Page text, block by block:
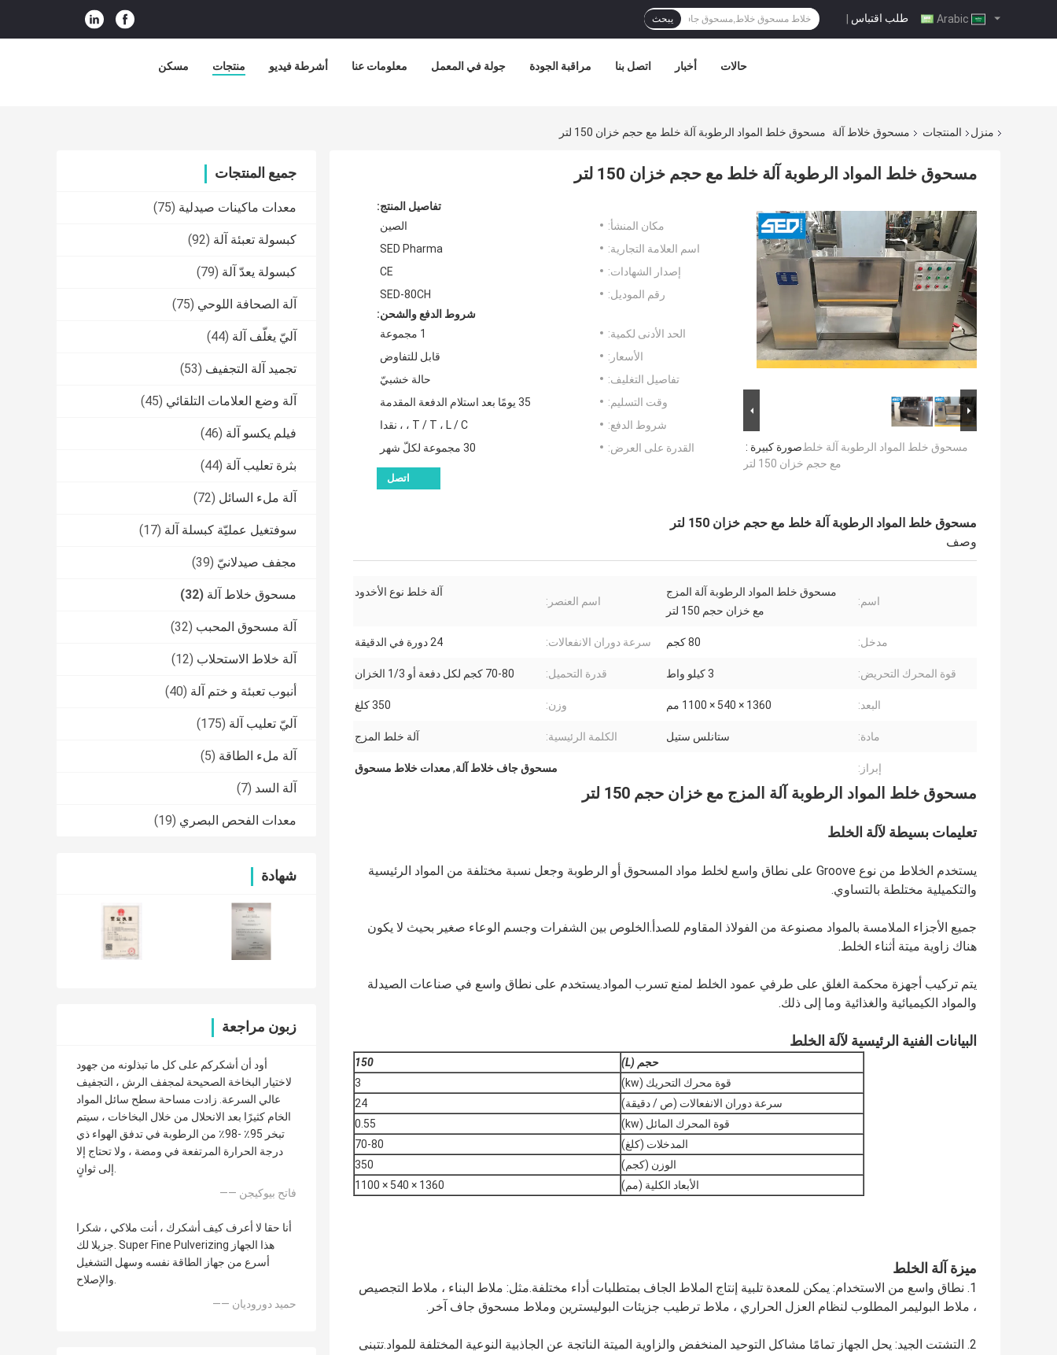
طلب اقتباس | يبحث
مسكن منتجات أشرطة فيديو معلومات عنا جولة في المعمل مراقبة الجودة اتصل بنا أخبار حالات
منزل المنتجات مسحوق خلاط آلة مسحوق خلط المواد الرطوبة آلة خلط مع حجم خزان 150 لتر
جميع المنتجات
معدات ماكينات صيدلية (75)
كبسولة تعبئة آلة (92)
كبسولة يعدّ آلة (79)
آلة الصحافة اللوحي (75)
آليّ يغلّف آلة (44)
تجميد آلة التجفيف (53)
آلة وضع العلامات التلقائي (45)
فيلم يكسو آلة (46)
بثرة تعليب آلة (44)
آلة ملء السائل (72)
سوفتغيل عمليّة كبسلة آلة (17)
مجفف صيدلانيّ (39)
مسحوق خلاط آلة (32)
آلة مسحوق المحبب (32)
آلة خلاط الاستحلاب (12)
أنبوب تعبئة و ختم آلة (40)
آليّ تعليب آلة (175)
آلة ملء الطاقة (5)
آلة السد (7)
معدات الفحص البصري (19)
شهادة
زبون مراجعة
أود أن أشكركم على كل ما تبذلونه من جهود
لاختيار البخاخة الصحيحة لمجفف الرش ، التجفيف
عالي السرعة. زادت مساحة سطح سائل المواد
الخام كثيرًا بعد الانحلال من خلال البخاخات ، سيتم
تبخر 95٪ -98٪ من الرطوبة في تدفق الهواء ذي
درجة الحرارة المرتفعة في ومضة ، ولا تحتاج إلا
إلى ثوانٍ.
—— فاتح بيوكيجن
أنا حقا لا أعرف كيف أشكرك ، أنت ملاكي ، شكرا
جزيلا لك. Super Fine Pulverizing هذا الجهاز
أسرع من جهاز الطاقة نفسه وسهل التشغيل
والإصلاح.
—— حميد دوروديان
مسحوق خلط المواد الرطوبة آلة خلط مع حجم خزان 150 لتر
صورة كبيرة :مسحوق خلط المواد الرطوبة آلة خلط
مع حجم خزان 150 لتر
تفاصيل المنتج:
مكان المنشأ:
الصين
اسم العلامة التجارية:
SED Pharma
إصدار الشهادات:
CE
رقم الموديل:
SED-80CH
شروط الدفع والشحن:
الحد الأدنى لكمية:
1 مجموعة
الأسعار:
قابل للتفاوض
تفاصيل التغليف:
حالة خشبيّ
وقت التسليم:
35 يومًا بعد استلام الدفعة المقدمة
شروط الدفع:
T / T ، L / C ، ، نقدا
القدرة على العرض:
30 مجموعة لكلّ شهر
اتصل
مسحوق خلط المواد الرطوبة آلة خلط مع حجم خزان 150 لتر
وصف
اسم:
مسحوق خلط المواد الرطوبة آلة المزج
مع خزان حجم 150 لتر
اسم العنصر:
آلة خلط نوع الأخدود
مدخل: 80 كجم سرعة دوران الانفعالات: 24 دورة في الدقيقة
قوة المحرك التحريض: 3 كيلو واط قدرة التحميل: 70-80 كجم لكل دفعة أو 1/3 الخزان
البعد: 1360 × 540 × 1100 مم وزن: 350 كلغ
مادة: ستانلس ستيل الكلمة الرئيسية: آلة خلط المزج
إبراز: مسحوق جاف خلاط آلة, معدات خلاط مسحوق
مسحوق خلط المواد الرطوبة آلة المزج مع خزان حجم 150 لتر
تعليمات بسيطة لآلة الخلط
يستخدم الخلاط من نوع Groove على نطاق واسع لخلط مواد المسحوق أو الرطوبة وجعل نسبة مختلفة من المواد الرئيسية
والتكميلية مختلطة بالتساوي.
جميع الأجزاء الملامسة بالمواد مصنوعة من الفولاذ المقاوم للصدأ.الخلوص بين الشفرات وجسم الوعاء صغير بحيث لا يكون
هناك زاوية ميتة أثناء الخلط.
يتم تركيب أجهزة محكمة الغلق على طرفي عمود الخلط لمنع تسرب المواد.يستخدم على نطاق واسع في صناعات الصيدلة
والمواد الكيميائية والغذائية وما إلى ذلك.
البيانات الفنية الرئيسية لآلة الخلط
حجم (L)
150
قوة محرك التحريك (kw)
3
سرعة دوران الانفعالات (ص / دقيقة)
24
قوة المحرك المائل (kw)
0.55
المدخلات (كلغ)
70-80
الوزن (كجم)
350
الأبعاد الكلية (مم)
1360 × 540 × 1100
ميزة آلة الخلط
1. نطاق واسع من الاستخدام: يمكن للمعدة تلبية إنتاج الملاط الجاف بمتطلبات أداء مختلفة.مثل: ملاط ​​البناء ، ملاط ​​التجصيص
، ملاط ​​البوليمر المطلوب لنظام العزل الحراري ، ملاط ​​ترطيب جزيئات البوليسترين وملاط مسحوق جاف آخر.
2. التشتت الجيد: يحل الجهاز تمامًا مشاكل التوحيد المنخفض والزاوية الميتة الناتجة عن الجاذبية النوعية المختلفة للمواد.تتبنى